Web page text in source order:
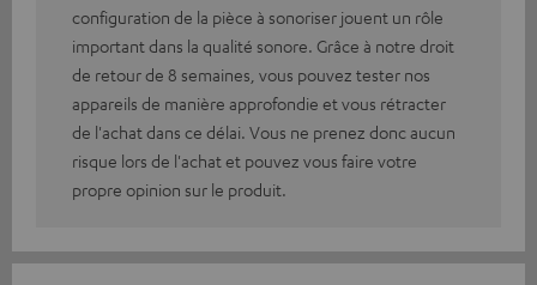
configuration de la pièce à sonoriser jouent un rôle
important dans la qualité sonore. Grâce à notre droit
de retour de 8 semaines, vous pouvez tester nos
appareils de manière approfondie et vous rétracter
de l'achat dans ce délai. Vous ne prenez donc aucun
risque lors de l'achat et pouvez vous faire votre
propre opinion sur le produit.